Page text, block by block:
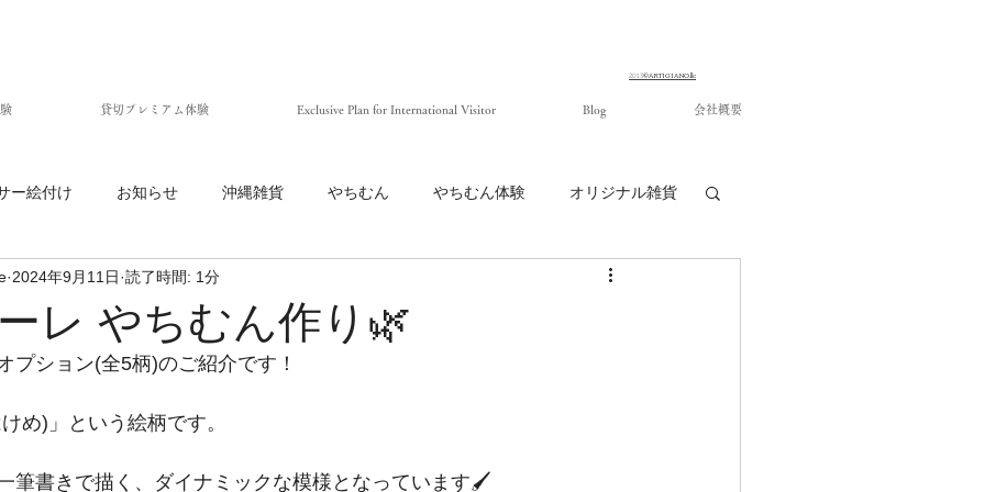
​2013©ARTIGIANO.llc
貸切プレミアム体験 Exclusive Plan for International Visitor Blog 会社概要
ー絵付け お知らせ 沖縄雑貨 やちむん やちむん体験 オリジナル雑貨
レ やちむん作り🌿
2024年9月11日 読了時間: 1分
プション(全5柄)のご紹介です！
め)」という絵柄です。
筆書きで描く、ダイナミックな模様となっています🖌️